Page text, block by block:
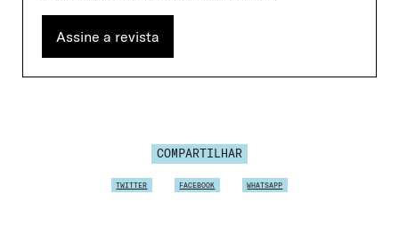
Assine a revista
COMPARTILHAR
TWITTER FACEBOOK WHATSAPP